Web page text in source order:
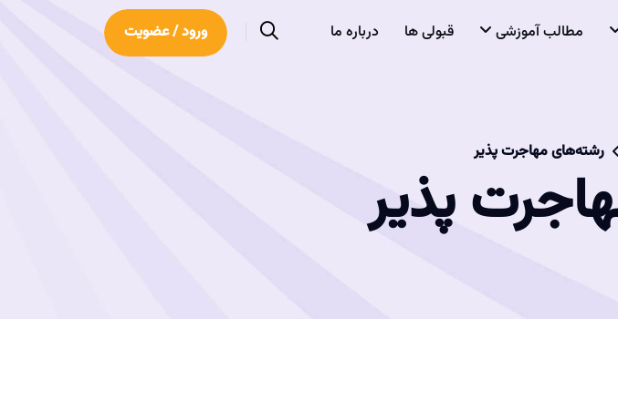
مطالب آموزشی قبولی ها درباره ما ورود / عضویت
رشته‌های مهاجرت پذیر
پذیر